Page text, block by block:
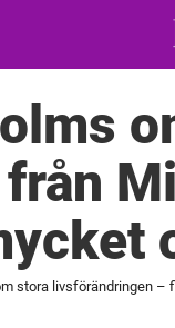
stora livsförändringen –